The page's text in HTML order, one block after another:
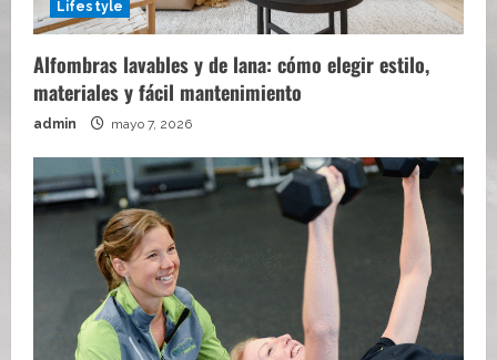
Lifestyle
Alfombras lavables y de lana: cómo elegir estilo,
materiales y fácil mantenimiento
admin mayo 7, 2026